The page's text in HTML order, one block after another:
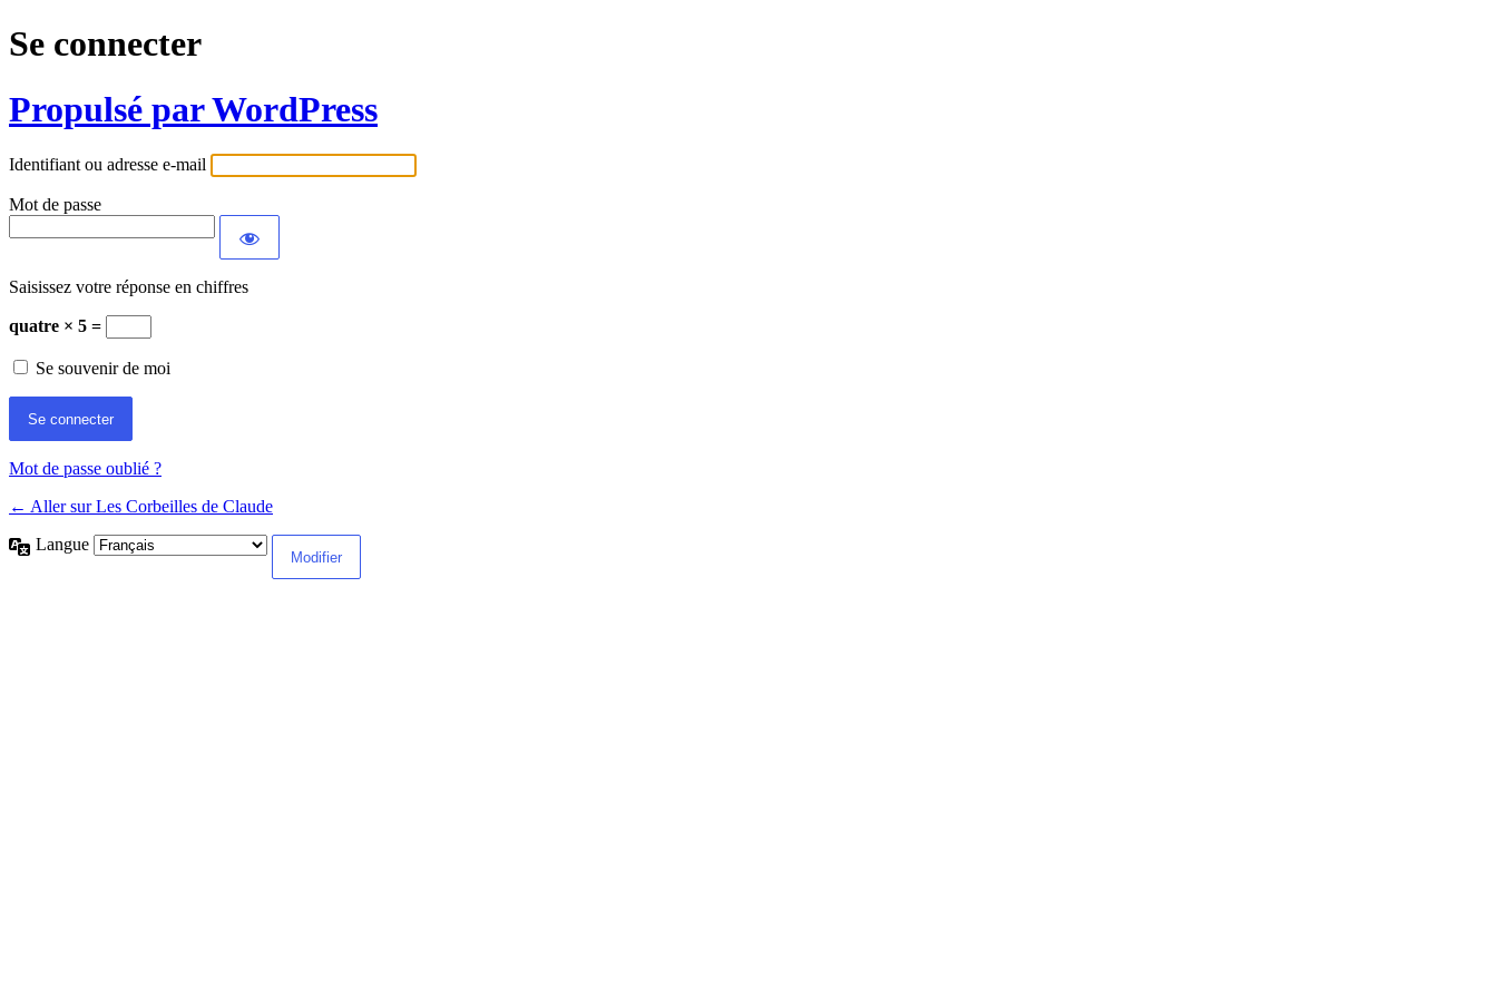
Se connecter
Propulsé par WordPress
Identifiant ou adresse e-mail
Mot de passe
Saisissez votre réponse en chiffres
quatre × 5 =
Se souvenir de moi
Mot de passe oublié ?
← Aller sur Les Corbeilles de Claude
Langue